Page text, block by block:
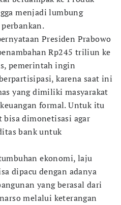
menjadi lumbung
Presiden Prabowo
Rp245 triliun ke
pemerintah ingin
karena saat ini
yang dimiliki masyarakat
formal. Untuk itu
bisa dimonetisasi agar
bank untuk
ekonomi, laju
dipacu dengan adanya
yang berasal dari
melalui keterangan